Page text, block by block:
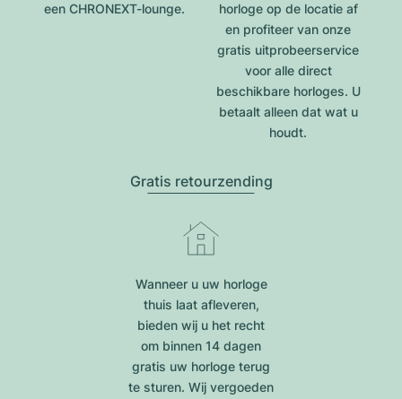
een CHRONEXT-lounge.
horloge op de locatie af
en profiteer van onze
gratis uitprobeerservice
voor alle direct
beschikbare horloges. U
betaalt alleen dat wat u
houdt.
Gratis retourzending
Wanneer u uw horloge
thuis laat afleveren,
bieden wij u het recht
om binnen 14 dagen
gratis uw horloge terug
te sturen. Wij vergoeden